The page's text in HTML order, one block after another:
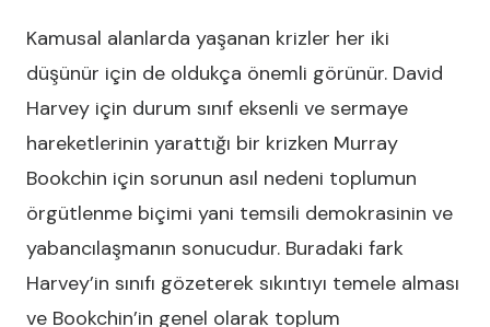
Kamusal alanlarda yaşanan krizler her iki
düşünür için de oldukça önemli görünür. David
Harvey için durum sınıf eksenli ve sermaye
hareketlerinin yarattığı bir krizken Murray
Bookchin için sorunun asıl nedeni toplumun
örgütlenme biçimi yani temsili demokrasinin ve
yabancılaşmanın sonucudur. Buradaki fark
Harvey’in sınıfı gözeterek sıkıntıyı temele alması
ve Bookchin’in genel olarak toplum